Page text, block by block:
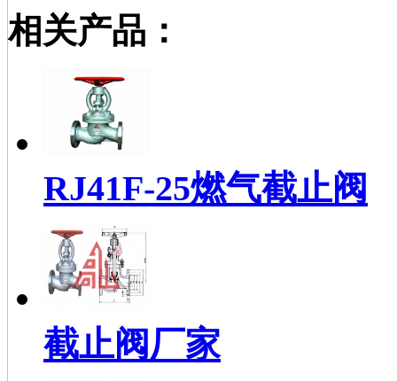
相关产品：
RJ41F-25燃气截止阀
截止阀厂家